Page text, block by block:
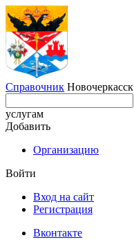
Справочник Новочеркасск
услугам
Добавить
Организацию
Войти
Вход на сайт
Регистрация
Вконтакте